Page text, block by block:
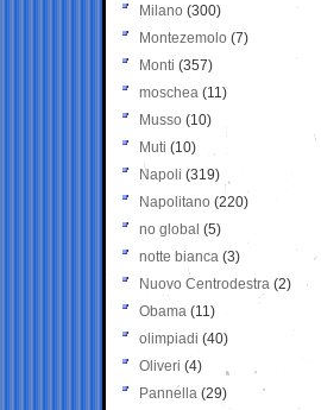
Milano (300)
Montezemolo (7)
Monti (357)
moschea (11)
Musso (10)
Muti (10)
Napoli (319)
Napolitano (220)
no global (5)
notte bianca (3)
Nuovo Centrodestra (2)
Obama (11)
olimpiadi (40)
Oliveri (4)
Pannella (29)